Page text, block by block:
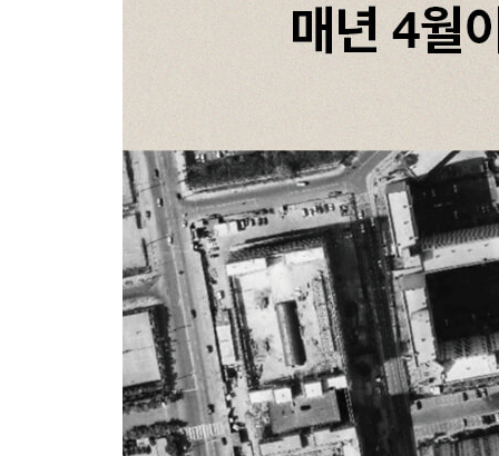
계속 쓰고 말하기로 했다
살아남은 자에게 주어진 소명